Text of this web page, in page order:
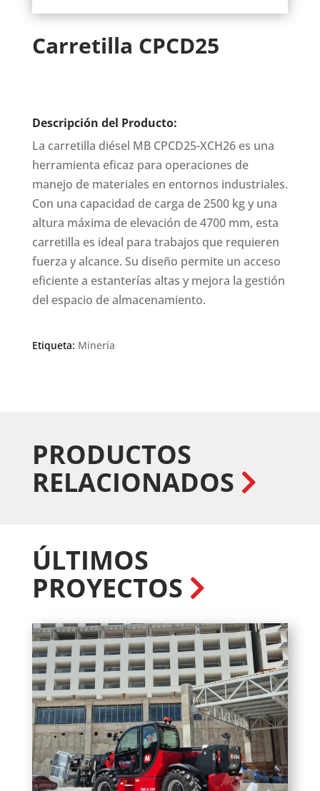
Carretilla CPCD25
Descripción del Producto:
La carretilla diésel MB CPCD25-XCH26 es una
herramienta eficaz para operaciones de
manejo de materiales en entornos industriales.
Con una capacidad de carga de 2500 kg y una
altura máxima de elevación de 4700 mm, esta
carretilla es ideal para trabajos que requieren
fuerza y alcance. Su diseño permite un acceso
eficiente a estanterías altas y mejora la gestión
del espacio de almacenamiento.
Etiqueta: Minería
PRODUCTOS
RELACIONADOS
ÚLTIMOS
PROYECTOS